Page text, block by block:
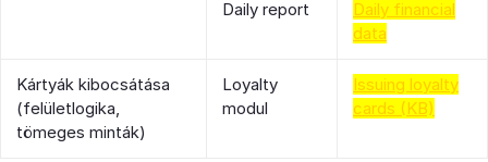
Daily report
Daily financial
data
Kártyák kibocsátása
(felületlogika,
tömeges minták)
Loyalty
modul
Issuing loyalty
cards (KB)